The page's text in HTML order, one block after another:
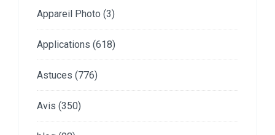
Appareil Photo (3)
Applications (618)
Astuces (776)
Avis (350)